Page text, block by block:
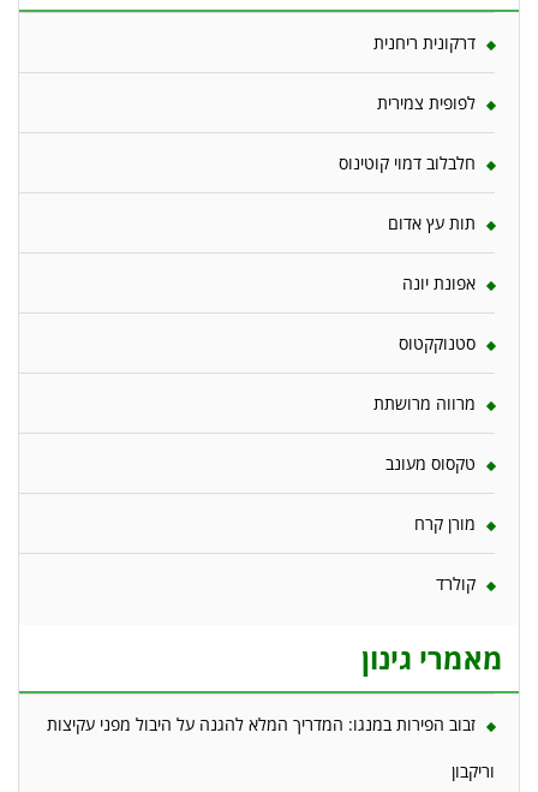
דרקונית ריחנית
לפופית צמירית
חלבלוב דמוי קוטינוס
תות עץ אדום
אפונת יונה
סטנוקקטוס
מרווה מרושתת
טקסוס מעונב
מורן קרח
קולרד
מאמרי גינון
זבוב הפירות במנגו: המדריך המלא להגנה על היבול מפני עקיצות
וריקבון